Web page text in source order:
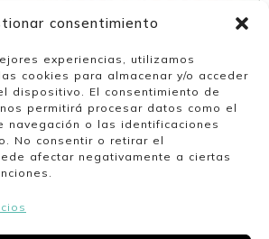
consentimiento
experiencias, utilizamos
cookies para almacenar y/o acceder
dispositivo. El consentimiento de
permitirá procesar datos como el
navegación o las identificaciones
No consentir o retirar el
afectar negativamente a ciertas